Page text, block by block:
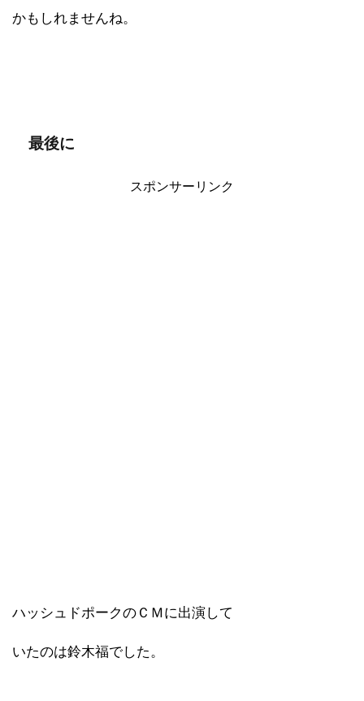
かもしれませんね。
最後に
スポンサーリンク
ハッシュドポークのＣＭに出演して
いたのは鈴木福でした。